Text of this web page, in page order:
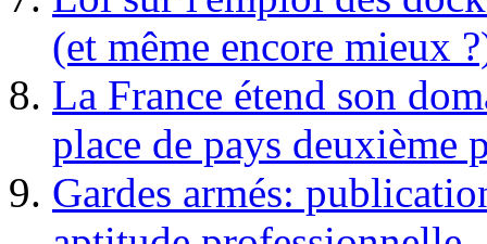
(et même encore mieux
La France étend son
place de pays deuxième
Gardes armés: